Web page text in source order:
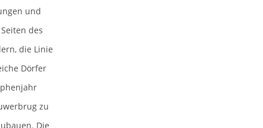
und
des
die Linie
Dörfer
zu
Die